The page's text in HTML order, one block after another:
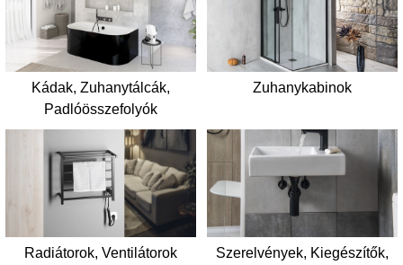
Kádak, Zuhanytálcák,
Padlóösszefolyók
Zuhanykabinok
Radiátorok, Ventilátorok
Szerelvények, Kiegészítők,